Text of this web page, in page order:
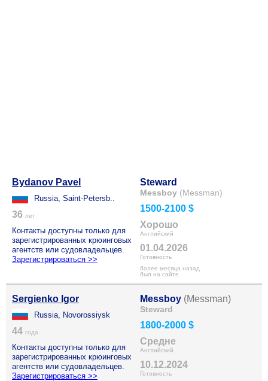
Bydanov Pavel
Russia, Saint-Petersb..
36 лет
Контакты доступны только для
зарегистрированных крюинговых
агентств или судовладельцев.
Зарегистрироваться >>
Steward
Messboy (Messman)
1500-2100 $
Хорошо
Английский
01.04.2026
Готовность
более месяца назад
был на сайте
Sergienko Igor
Russia, Novorossiysk
44 года
Контакты доступны только для
зарегистрированных крюинговых
агентств или судовладельцев.
Зарегистрироваться >>
Messboy (Messman)
Steward
1800-2000 $
Средне
Английский
10.12.2024
Готовность